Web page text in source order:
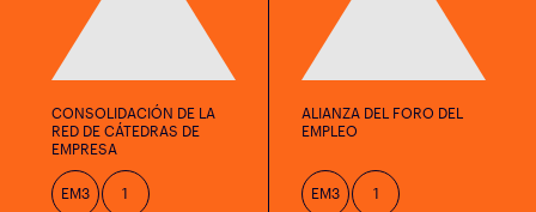
CONSOLIDACIÓN DE LA
RED DE CÁTEDRAS DE
EMPRESA
EM3 1
ALIANZA DEL FORO DEL
EMPLEO
EM3 1